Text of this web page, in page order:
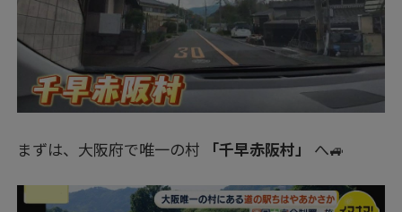
まずは、大阪府で唯一の村 「千早赤阪村」 へ🚙